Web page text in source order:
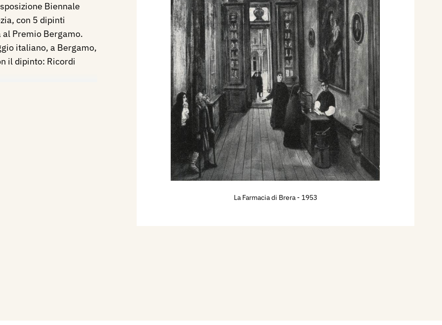
La Farmacia di Brera - 1953
Biennale
con 5 dipinti
Premio Bergamo.
italiano, a Bergamo,
il dipinto: Ricordi
Biennale